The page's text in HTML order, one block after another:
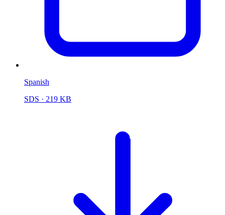
Spanish
SDS · 219 KB